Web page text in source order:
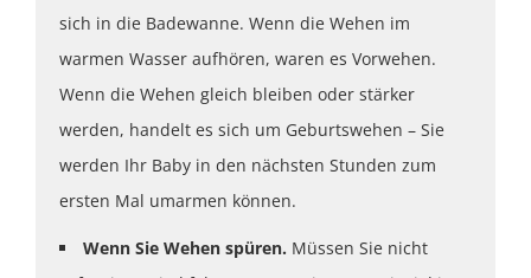
sich in die Badewanne. Wenn die Wehen im
warmen Wasser aufhören, waren es Vorwehen.
Wenn die Wehen gleich bleiben oder stärker
werden, handelt es sich um Geburtswehen – Sie
werden Ihr Baby in den nächsten Stunden zum
ersten Mal umarmen können.
Wenn Sie Wehen spüren. Müssen Sie nicht